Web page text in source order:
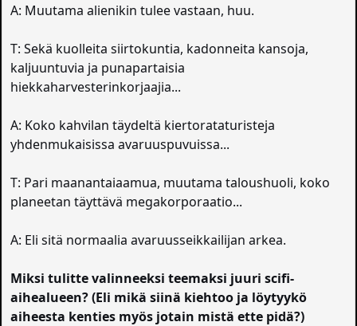
A: Muutama alienikin tulee vastaan, huu.
T: Sekä kuolleita siirtokuntia, kadonneita kansoja,
kaljuuntuvia ja punapartaisia
hiekkaharvesterinkorjaajia...
A: Koko kahvilan täydeltä kiertorataturisteja
yhdenmukaisissa avaruuspuvuissa...
T: Pari maanantaiaamua, muutama taloushuoli, koko
planeetan täyttävä megakorporaatio...
A: Eli sitä normaalia avaruusseikkailijan arkea.
Miksi tulitte valinneeksi teemaksi juuri scifi-
aihealueen? (Eli mikä siinä kiehtoo ja löytyykö
aiheesta kenties myös jotain mistä ette pidä?)